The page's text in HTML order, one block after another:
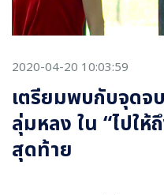
2020-04-20 10:03:59
เตรียมพบกับจุดจ
ลุ่มหลง ใน “ไปให้
สุดท้าย